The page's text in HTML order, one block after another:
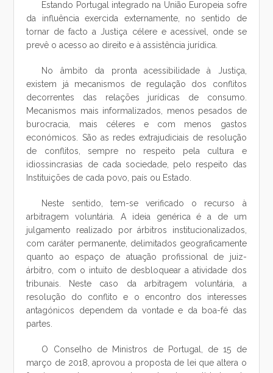
Estando Portugal integrado na União Europeia sofre
da influência exercida externamente, no sentido de
tornar de facto a Justiça célere e acessível, onde se
prevê o acesso ao direito e à assistência jurídica.
No âmbito da pronta acessibilidade à Justiça,
existem já mecanismos de regulação dos conflitos
decorrentes das relações jurídicas de consumo.
Mecanismos mais informalizados, menos pesados de
burocracia, mais céleres e com menos gastos
económicos. São as redes extrajudiciais de resolução
de conflitos, sempre no respeito pela cultura e
idiossincrasias de cada sociedade, pelo respeito das
Instituições de cada povo, país ou Estado.
Neste sentido, tem-se verificado o recurso à
arbitragem voluntária. A ideia genérica é a de um
julgamento realizado por árbitros institucionalizados,
com caráter permanente, delimitados geograficamente
quanto ao espaço de atuação profissional de juiz-
árbitro, com o intuito de desbloquear a atividade dos
tribunais. Neste caso da arbitragem voluntária, a
resolução do conflito e o encontro dos interesses
antagónicos dependem da vontade e da boa-fé das
partes.
O Conselho de Ministros de Portugal, de 15 de
março de 2018, aprovou a proposta de lei que altera o